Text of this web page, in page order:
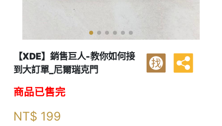
【XDE】銷售巨人-教你如何接
到大訂單_尼爾瑞克門
找
商品已售完
NT$ 199